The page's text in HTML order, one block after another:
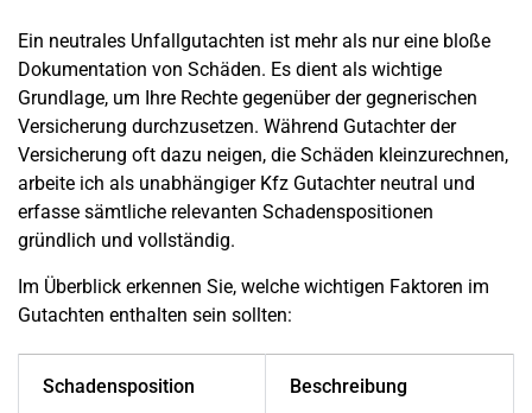
Ein neutrales Unfallgutachten ist mehr als nur eine bloße
Dokumentation von Schäden. Es dient als wichtige
Grundlage, um Ihre Rechte gegenüber der gegnerischen
Versicherung durchzusetzen. Während Gutachter der
Versicherung oft dazu neigen, die Schäden kleinzurechnen,
arbeite ich als unabhängiger Kfz Gutachter neutral und
erfasse sämtliche relevanten Schadenspositionen
gründlich und vollständig.
Im Überblick erkennen Sie, welche wichtigen Faktoren im
Gutachten enthalten sein sollten:
Schadensposition Beschreibung